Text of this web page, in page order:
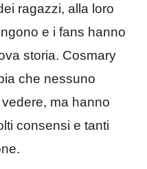
ragazzi, alla loro
e i fans hanno
storia. Cosmary
che nessuno
ma hanno
consensi e tanti